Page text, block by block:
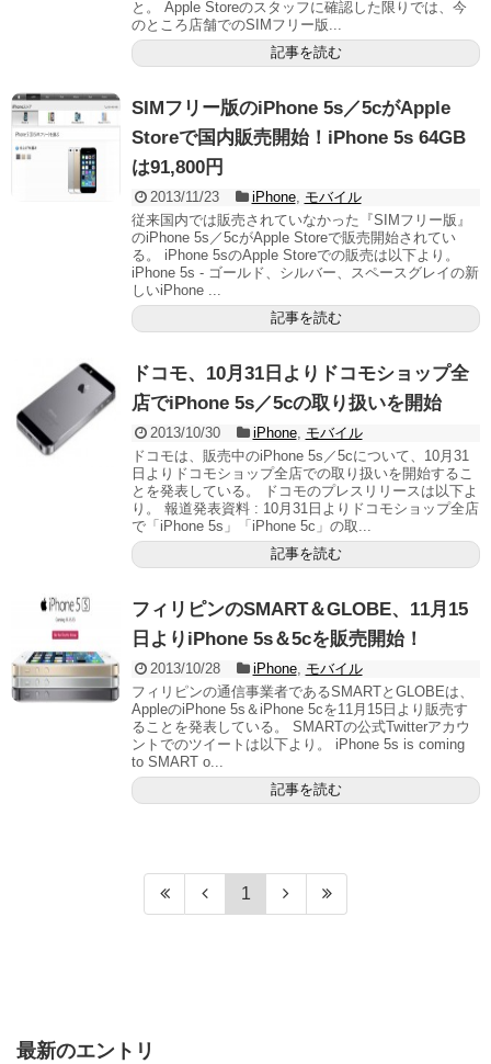
と。 Apple Storeのスタッフに確認した限りでは、今
のところ店舗でのSIMフリー版...
記事を読む
SIMフリー版のiPhone 5s／5cがApple
Storeで国内販売開始！iPhone 5s 64GB
は91,800円
2013/11/23 iPhone, モバイル
従来国内では販売されていなかった『SIMフリー版』
のiPhone 5s／5cがApple Storeで販売開始されてい
る。 iPhone 5sのApple Storeでの販売は以下より。
iPhone 5s - ゴールド、シルバー、スペースグレイの新
しいiPhone ...
記事を読む
ドコモ、10月31日よりドコモショップ全
店でiPhone 5s／5cの取り扱いを開始
2013/10/30 iPhone, モバイル
ドコモは、販売中のiPhone 5s／5cについて、10月31
日よりドコモショップ全店での取り扱いを開始するこ
とを発表している。 ドコモのプレスリリースは以下よ
り。 報道発表資料 : 10月31日よりドコモショップ全店
で「iPhone 5s」「iPhone 5c」の取...
記事を読む
フィリピンのSMART＆GLOBE、11月15
日よりiPhone 5s＆5cを販売開始！
2013/10/28 iPhone, モバイル
フィリピンの通信事業者であるSMARTとGLOBEは、
AppleのiPhone 5s＆iPhone 5cを11月15日より販売す
ることを発表している。 SMARTの公式Twitterアカウ
ントでのツイートは以下より。 iPhone 5s is coming
to SMART o...
記事を読む
1
最新のエントリ